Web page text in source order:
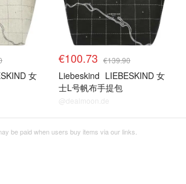
女
€100.73 €139.90
Liebeskind LIEBESKIND 女
士L号帆布手提包
@dealmoon.de
be paid when users buy items via our links.